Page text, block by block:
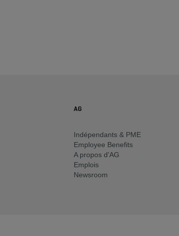
AG
Indépendants & PME
Employee Benefits
A propos d'AG
Emplois
Newsroom